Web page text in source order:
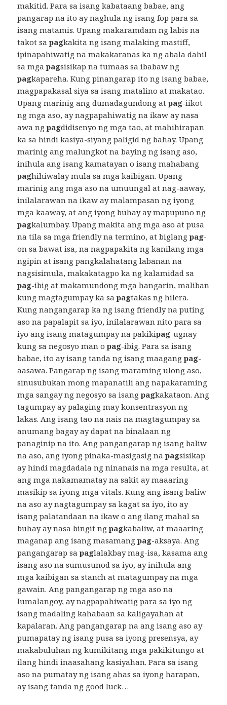
makitid. Para sa isang kabataang babae, ang
pangarap na ito ay naghula ng isang fop para sa
isang matamis. Upang makaramdam ng labis na
takot sapagkakita ng isang malaking mastiff,
ipinapahiwatig na makakaranas ka ng abala dahil
sa mgapagsisikap na tumaas sa ibabaw ng
pagkapareha. Kung pinangarap ito ng isang babae,
magpapakasal siya sa isang matalino at makatao.
Upang marinig ang dumadagundong atpag-iikot
ng mga aso, ay nagpapahiwatig na ikaw ay nasa
awa ngpagdidisenyo ng mga tao, at mahihirapan
ka sa hindi kasiya-siyang paligid ng bahay. Upang
marinig ang malungkot na baying ng isang aso,
inihula ang isang kamatayan o isang mahabang
paghihiwalay mula sa mga kaibigan. Upang
marinig ang mga aso na umuungal at nag-aaway,
inilalarawan na ikaw ay malampasan ng iyong
mga kaaway, at ang iyong buhay ay mapupuno ng
pagkalumbay. Upang makita ang mga aso at pusa
na tila sa mga friendly na termino, at biglangpag-
on sa bawat isa, na nagpapakita ng kanilang mga
ngipin at isang pangkalahatang labanan na
nagsisimula, makakatagpo ka ng kalamidad sa
pag-ibig at makamundong mga hangarin, maliban
kung magtagumpay ka sapagtakas ng hilera.
Kung nangangarap ka ng isang friendly na puting
aso na papalapit sa iyo, inilalarawan nito para sa
iyo ang isang matagumpay na pakikipag-ugnay
kung sa negosyo man opag-ibig. Para sa isang
babae, ito ay isang tanda ng isang maagangpag-
aasawa. Pangarap ng isang maraming ulong aso,
sinusubukan mong mapanatili ang napakaraming
mga sangay ng negosyo sa isangpagkakataon. Ang
tagumpay ay palaging may konsentrasyon ng
lakas. Ang isang tao na nais na magtagumpay sa
anumang bagay ay dapat na binalaan ng
panaginip na ito. Ang pangangarap ng isang baliw
na aso, ang iyong pinaka-masigasig napagsisikap
ay hindi magdadala ng ninanais na mga resulta, at
ang mga nakamamatay na sakit ay maaaring
masikip sa iyong mga vitals. Kung ang isang baliw
na aso ay nagtagumpay sa kagat sa iyo, ito ay
isang palatandaan na ikaw o ang ilang mahal sa
buhay ay nasa bingit ngpagkabaliw, at maaaring
maganap ang isang masamangpag-aksaya. Ang
pangangarap sapaglalakbay mag-isa, kasama ang
isang aso na sumusunod sa iyo, ay inihula ang
mga kaibigan sa stanch at matagumpay na mga
gawain. Ang pangangarap ng mga aso na
lumalangoy, ay nagpapahiwatig para sa iyo ng
isang madaling kahabaan sa kaligayahan at
kapalaran. Ang pangangarap na ang isang aso ay
pumapatay ng isang pusa sa iyong presensya, ay
makabuluhan ng kumikitang mga pakikitungo at
ilang hindi inaasahang kasiyahan. Para sa isang
aso na pumatay ng isang ahas sa iyong harapan,
ay isang tanda ng good luck…